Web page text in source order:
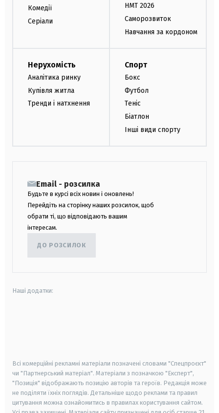
Комедії
Серіали
НМТ 2026
Саморозвиток
Навчання за кордоном
Нерухомість
Аналітика ринку
Купівля житла
Тренди і натхнення
Спорт
Бокс
Футбол
Теніс
Біатлон
Інші види спорту
Email - розсилка
Будьте в курсі всіх новин і оновлень!
Перейдіть на сторінку наших розсилок, щоб
обрати ті, що відповідають вашим
інтересам.
ДО РОЗСИЛОК
Наші додатки:
Всі комерційні рекламні матеріали позначені словами "Спецпроєкт"
чи "Партнерський матеріал". Матеріали з позначкою "Експерт",
"Позиція" відображають позицію авторів та героїв. Редакція може
не поділяти їхніх поглядів. Детальніше щодо реклами та правил
цитування можна ознайомитись в правилах користування сайтом.